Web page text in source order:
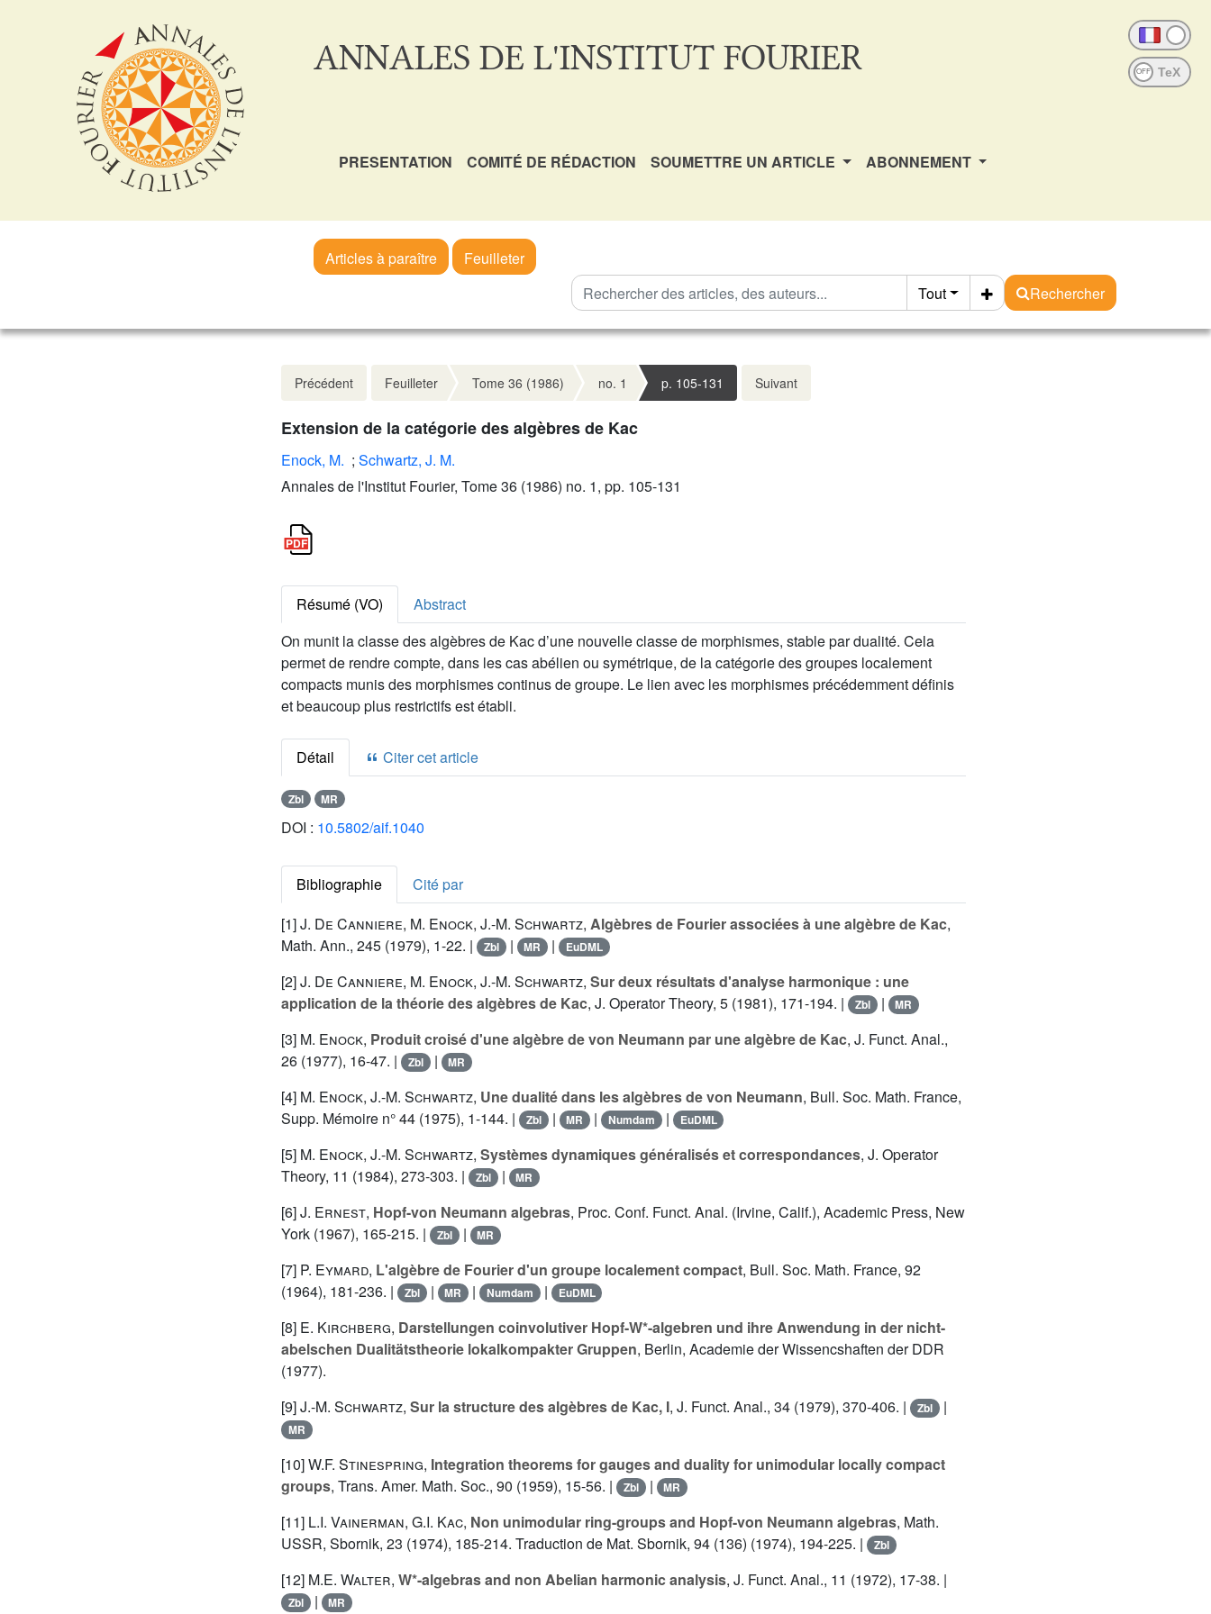
ANNALES DE L'INSTITUT FOURIER OFF
PRESENTATION COMITÉ DE RÉDACTION SOUMETTRE UN ARTICLE ABONNEMENT
Articles à paraître
Feuilleter
Tout
Rechercher
Précédent Feuilleter Tome 36 (1986) no. 1 p. 105-131 Suivant
Extension de la catégorie des algèbres de Kac
Enock, M. ; Schwartz, J. M.
Annales de l'Institut Fourier, Tome 36 (1986) no. 1, pp. 105-131
Résumé (VO)
Abstract
On munit la classe des algèbres de Kac d’une nouvelle classe de morphismes, stable par dualité. Cela
permet de rendre compte, dans les cas abélien ou symétrique, de la catégorie des groupes localement
compacts munis des morphismes continus de groupe. Le lien avec les morphismes précédemment définis
et beaucoup plus restrictifs est établi.
Détail Citer cet article
Zbl MR
DOI : 10.5802/aif.1040
Bibliographie
Cité par
[1]J. De Canniere, M. Enock, J.-M. Schwartz, Algèbres de Fourier associées à une algèbre de Kac,
Math. Ann., 245 (1979), 1-22. |
Zbl | MR | EuDML
[2]J. De Canniere, M. Enock, J.-M. Schwartz, Sur deux résultats d'analyse harmonique : une
application de la théorie des algèbres de Kac, J. Operator Theory, 5 (1981), 171-194. | Zbl | MR
[3] M. Enock, Produit croisé d'une algèbre de von Neumann par une algèbre de Kac, J. Funct. Anal.,
26 (1977), 16-47. |
Zbl | MR
[4] M. Enock, J.-M. Schwartz, Une dualité dans les algèbres de von Neumann, Bull. Soc. Math. France,
Supp. Mémoire n° 44 (1975), 1-144. |
Zbl | MR | Numdam | EuDML
[5] M. Enock, J.-M. Schwartz, Systèmes dynamiques généralisés et correspondances, J. Operator
Theory, 11 (1984), 273-303. |
Zbl | MR
[6]J. Ernest, Hopf-von Neumann algebras, Proc. Conf. Funct. Anal. (Irvine, Calif.), Academic Press, New
York (1967), 165-215. |
Zbl | MR
[7] P. Eymard, L'algèbre de Fourier d'un groupe localement compact, Bull. Soc. Math. France, 92
(1964), 181-236. |
Zbl | MR | Numdam | EuDML
[8] E. Kirchberg, Darstellungen coinvolutiver Hopf-W*-algebren und ihre Anwendung in der nicht-
abelschen Dualitätstheorie lokalkompakter Gruppen, Berlin, Academie der Wissencshaften der DDR
(1977).
[9]J.-M. Schwartz, Sur la structure des algèbres de Kac, I, J. Funct. Anal., 34 (1979), 370-406. | Zbl |
MR
[10]W.F. Stinespring, Integration theorems for gauges and duality for unimodular locally compact
groups, Trans. Amer. Math. Soc., 90 (1959), 15-56. | Zbl | MR
[11] L.I. Vainerman, G.I. Kac, Non unimodular ring-groups and Hopf-von Neumann algebras, Math.
USSR, Sbornik, 23 (1974), 185-214. Traduction de Mat. Sbornik, 94 (136) (1974), 194-225. |
Zbl
[12] M.E. Walter, W*-algebras and non Abelian harmonic analysis, J. Funct. Anal., 11 (1972), 17-38. |
Zbl | MR